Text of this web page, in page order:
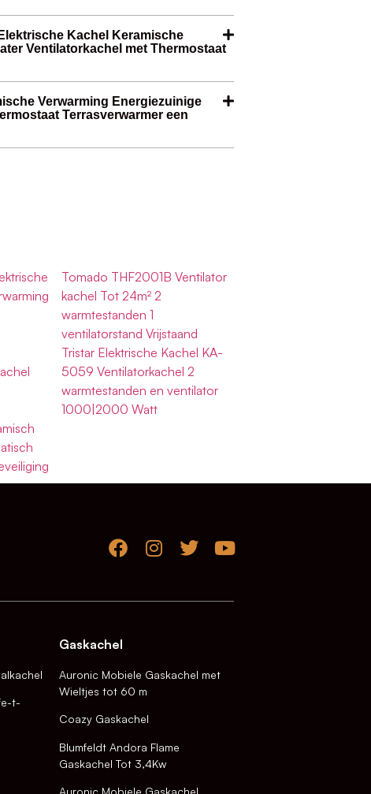
Kachel Keramische
Ventilatorkachel met Thermostaat
Verwarming Energiezuinige
Terrasverwarmer een
Tomado THF2001B Ventilator
kachel Tot 24m² 2
warmtestanden 1
ventilatorstand Vrijstaand
Tristar Elektrische Kachel KA-
5059 Ventilatorkachel 2
warmtestanden en ventilator
1000|2000 Watt
t-
Gaskachel
Auronic Mobiele Gaskachel met
Wieltjes tot 60 m
Coazy Gaskachel
Blumfeldt Andora Flame
Gaskachel Tot 3,4Kw
Auronic Mobiele Gaskachel